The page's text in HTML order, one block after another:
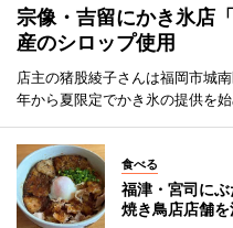
宗像・吉留にかき氷店
産のシロップ使用
店主の猪股綾子さんは福岡市城
年から夏限定でかき氷の提供を始
食べる
福津・宮司に
焼き鳥店店舗を